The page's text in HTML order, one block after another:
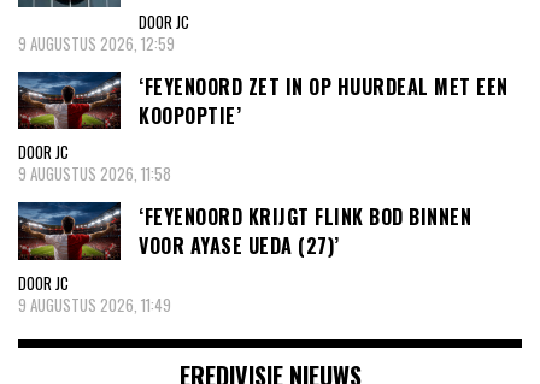
DOOR JC
9 AUGUSTUS 2026, 12:59
‘FEYENOORD ZET IN OP HUURDEAL MET EEN
KOOPOPTIE’
DOOR JC
9 AUGUSTUS 2026, 11:58
‘FEYENOORD KRIJGT FLINK BOD BINNEN
VOOR AYASE UEDA (27)’
DOOR JC
9 AUGUSTUS 2026, 11:49
EREDIVISIE NIEUWS